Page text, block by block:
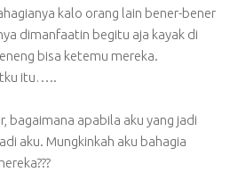
kalo orang lain bener-bener
dimanfaatin begitu aja kayak di
bisa ketemu mereka.
itu…..
bagaimana apabila aku yang jadi
aku. Mungkinkah aku bahagia